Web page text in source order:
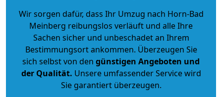
Wir sorgen dafür, dass Ihr Umzug nach Horn-Bad
Meinberg reibungslos verläuft und alle Ihre
Sachen sicher und unbeschadet an Ihrem
Bestimmungsort ankommen. Überzeugen Sie
sich selbst von den günstigen Angeboten und
der Qualität. Unsere umfassender Service wird
Sie garantiert überzeugen.